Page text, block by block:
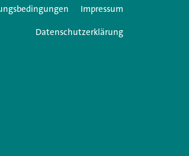
Impressum
Datenschutzerklärung